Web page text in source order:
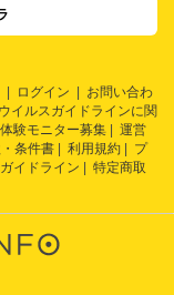
ログイン
お問い合わ
イルスガイドラインに関
体験モニター募集
運営
条件書 利用規約
プ
イドライン
特定商取